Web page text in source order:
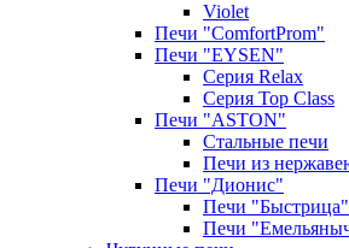
Violet
Печи "ComfortProm"
Печи "EYSEN"
Серия Relax
Серия Top Class
Печи "ASTON"
Стальные печи
Печи из
Печи "Дионис"
Печи "Быстрица"
Печи